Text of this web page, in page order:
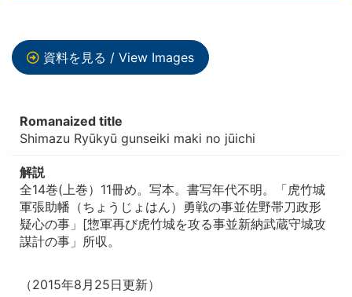
資料を見る / View Images
Romanaized title
Shimazu Ryūkyū gunseiki maki no jūichi
解説
全14巻(上巻）11冊め。写本。書写年代不明。「虎竹城
軍張助幡（ちょうじょはん）勇戦の事並佐野帯刀政形
疑心の事」[惣軍再び虎竹城を攻る事並新納武蔵守城攻
謀計の事」所収。
（2015年8月25日更新）